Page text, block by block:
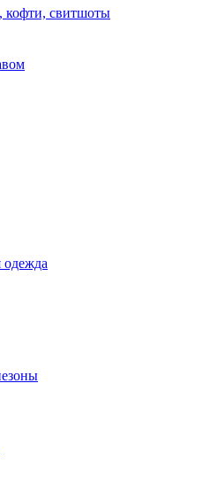
кофти, свитшоты
одежда